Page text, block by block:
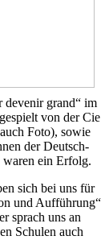
devenir grand“ im
von der Cie
Foto), sowie
der Deutsch-
waren ein Erfolg.
sich bei uns für
und Aufführung“
sprach uns an
Schulen auch